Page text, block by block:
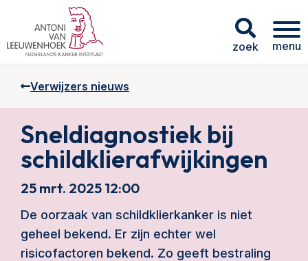
zoek menu
Verwijzers nieuws
Sneldiagnostiek bij
schildklierafwijkingen
25 mrt. 2025 12:00
De oorzaak van schildklierkanker is niet
geheel bekend. Er zijn echter wel
risicofactoren bekend. Zo geeft bestraling